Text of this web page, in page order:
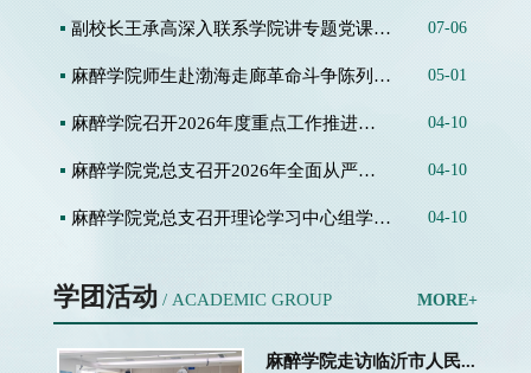
副校长王承高深入联系学院讲专题党课 引... 07-06
麻醉学院师生赴渤海走廊革命斗争陈列馆开... 05-01
麻醉学院召开2026年度重点工作推进落实专... 04-10
麻醉学院党总支召开2026年全面从严治党暨... 04-10
麻醉学院党总支召开理论学习中心组学习会... 04-10
学团活动 / ACADEMIC GROUP MORE+
麻醉学院走访临沂市人民...